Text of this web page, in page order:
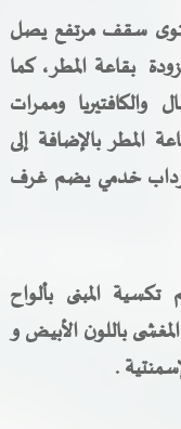
سقف مرتفع يصل
داخليا، مزودة بقاعة المطر، كما
وممرات
المطر بالإضافة إلى
سرداب خدمي يضم غرف
المبنى بألواح
باللون الأبيض و
.